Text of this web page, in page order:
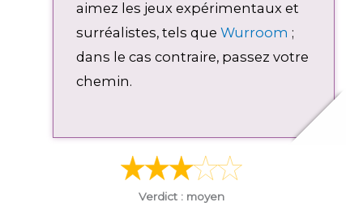
e
aimez les jeux expérimentaux et
surréalistes, tels que Wurroom ;
dans le cas contraire, passez votre
chemin.
Verdict : moyen